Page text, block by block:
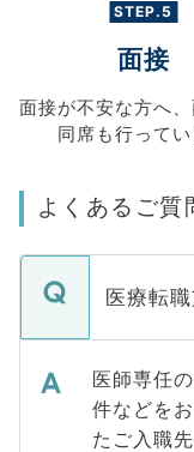
STEP.5
面接
面接が不安な方へ、
同席も行って
よくあるご質
医療転
医師専任
件などを
たご入職